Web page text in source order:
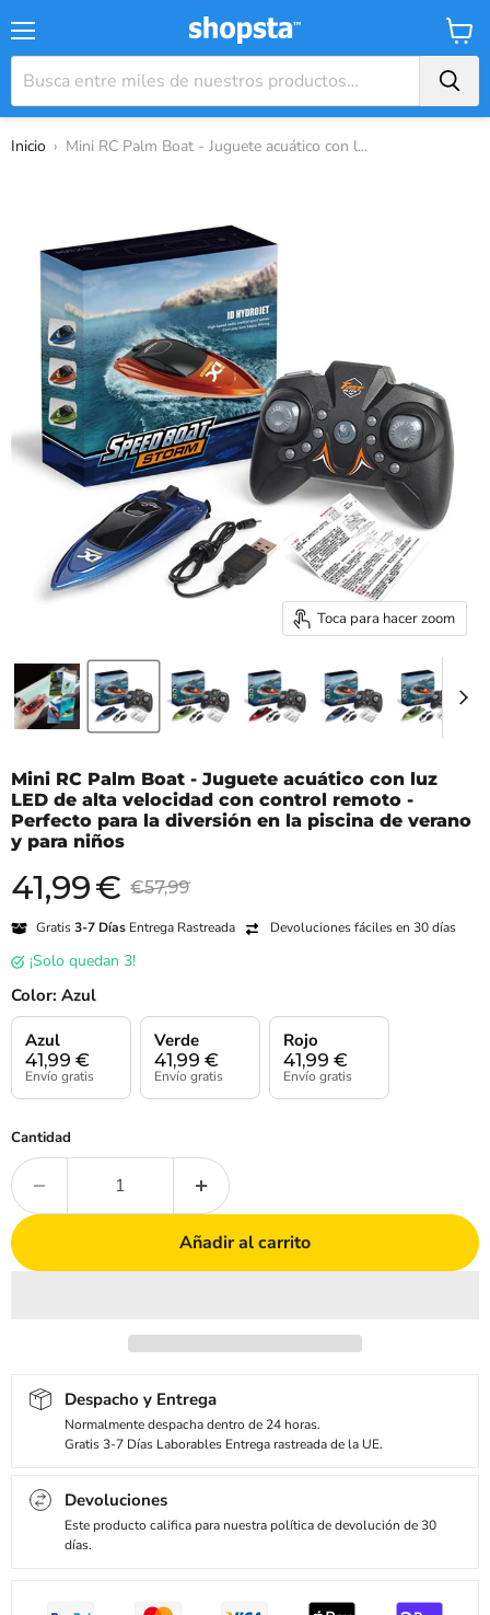
Carrito
Inicio › Mini RC Palm Boat - Juguete acuático con l...
Toca para hacer zoom
Mini RC Palm Boat - Juguete acuático con luz
LED de alta velocidad con control remoto -
Perfecto para la diversión en la piscina de verano
y para niños
Precio actual
41,99€ Precio original
€57,99
Gratis3-7 Días Entrega Rastreada Devoluciones fáciles en 30 días
¡Solo quedan 3!
Color: Azul
41,99 €
Azul
Envío gratis
41,99 €
Verde
Envío gratis
41,99 €
Rojo
Envío gratis
Cantidad
Añadir al carrito
Despacho y Entrega
Normalmente despacha dentro de 24 horas.
Gratis 3-7 Días Laborables Entrega rastreada de la UE.
Devoluciones
Este producto califica para nuestra política de devolución de 30
días.